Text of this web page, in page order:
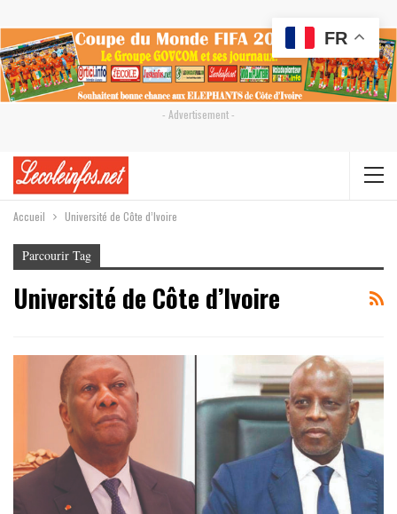
- Advertisement -
Accueil Université de Côte d’Ivoire
Parcourir Tag
Université de Côte d’Ivoire
FR